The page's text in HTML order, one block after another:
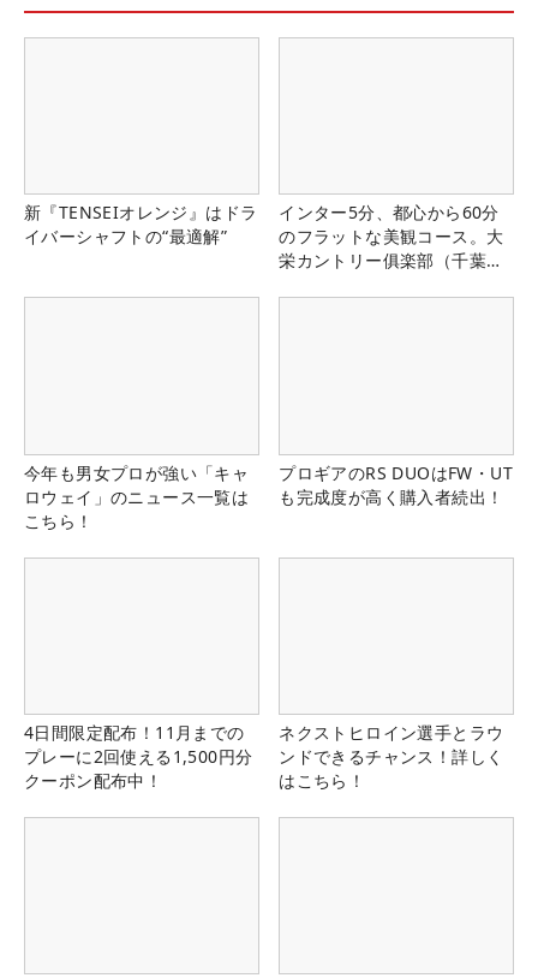
新『TENSEIオレンジ』はドラ
イバーシャフトの“最適解”
インター5分、都心から60分
のフラットな美観コース。大
栄カントリー俱楽部（千葉
今年も男女プロが強い「キャ
ロウェイ」のニュース一覧は
こちら！
プロギアのRS DUOはFW・UT
も完成度が高く購入者続出！
4日間限定配布！11月までの
プレーに2回使える1,500円分
クーポン配布中！
ネクストヒロイン選手とラウ
ンドできるチャンス！詳しく
はこちら！